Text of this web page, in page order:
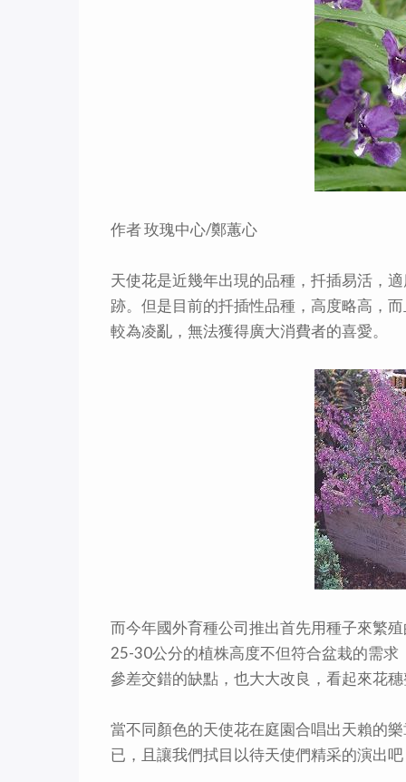
作者 玫瑰中心/鄭蕙心
天使花是近幾年出現的品種，扦插易活，
跡。但是目前的扦插性品種，高度略高，
較為凌亂，無法獲得廣大消費者的喜愛。
而今年國外育種公司推出首先用種子來繁
25-30公分的植株高度不但符合盆栽的需
參差交錯的缺點，也大大改良，看起來花
當不同顏色的天使花在庭園合唱出天賴的
已，且讓我們拭目以待天使們精采的演出